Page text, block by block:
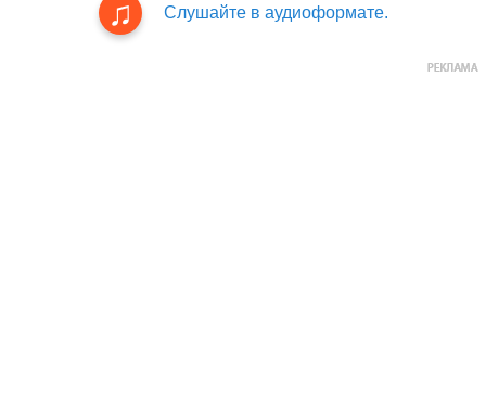
Слушайте в аудиоформате.